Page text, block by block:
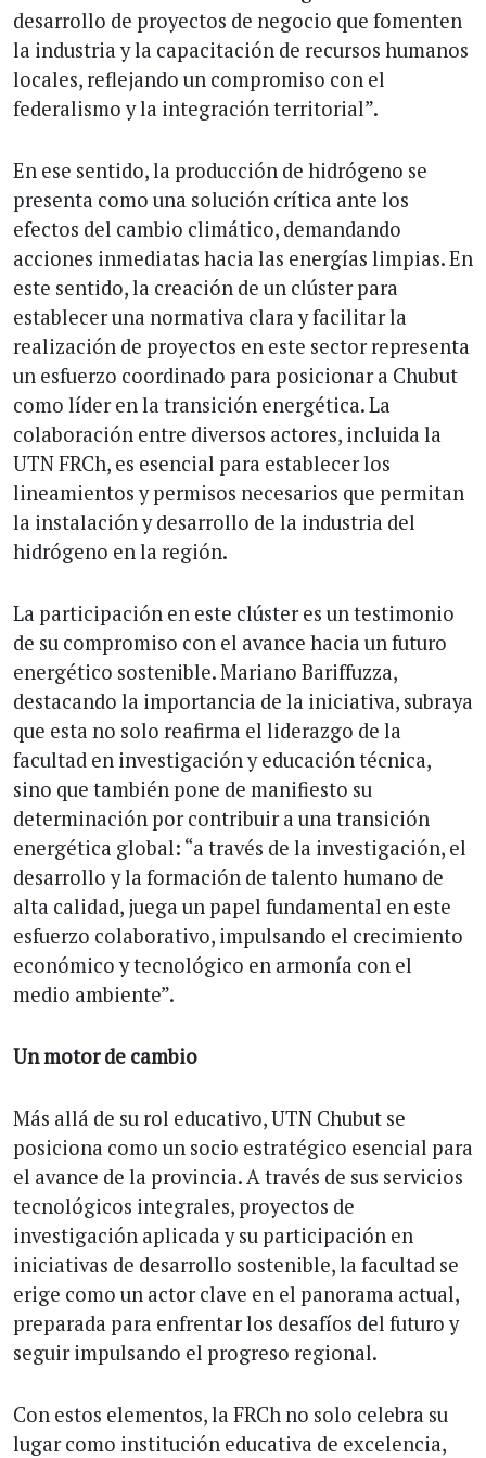
desarrollo de proyectos de negocio que fomenten
la industria y la capacitación de recursos humanos
locales, reflejando un compromiso con el
federalismo y la integración territorial”.
En ese sentido, la producción de hidrógeno se
presenta como una solución crítica ante los
efectos del cambio climático, demandando
acciones inmediatas hacia las energías limpias. En
este sentido, la creación de un clúster para
establecer una normativa clara y facilitar la
realización de proyectos en este sector representa
un esfuerzo coordinado para posicionar a Chubut
como líder en la transición energética. La
colaboración entre diversos actores, incluida la
UTN FRCh, es esencial para establecer los
lineamientos y permisos necesarios que permitan
la instalación y desarrollo de la industria del
hidrógeno en la región.
La participación en este clúster es un testimonio
de su compromiso con el avance hacia un futuro
energético sostenible. Mariano Bariffuzza,
destacando la importancia de la iniciativa, subraya
que esta no solo reafirma el liderazgo de la
facultad en investigación y educación técnica,
sino que también pone de manifiesto su
determinación por contribuir a una transición
energética global: “a través de la investigación, el
desarrollo y la formación de talento humano de
alta calidad, juega un papel fundamental en este
esfuerzo colaborativo, impulsando el crecimiento
económico y tecnológico en armonía con el
medio ambiente”.
Un motor de cambio
Más allá de su rol educativo, UTN Chubut se
posiciona como un socio estratégico esencial para
el avance de la provincia. A través de sus servicios
tecnológicos integrales, proyectos de
investigación aplicada y su participación en
iniciativas de desarrollo sostenible, la facultad se
erige como un actor clave en el panorama actual,
preparada para enfrentar los desafíos del futuro y
seguir impulsando el progreso regional.
Con estos elementos, la FRCh no solo celebra su
lugar como institución educativa de excelencia,